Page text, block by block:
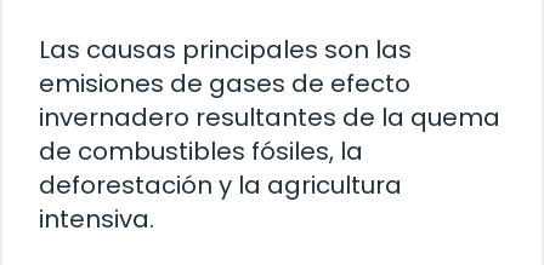
Las causas principales son las
emisiones de gases de efecto
invernadero resultantes de la quema
de combustibles fósiles, la
deforestación y la agricultura
intensiva.